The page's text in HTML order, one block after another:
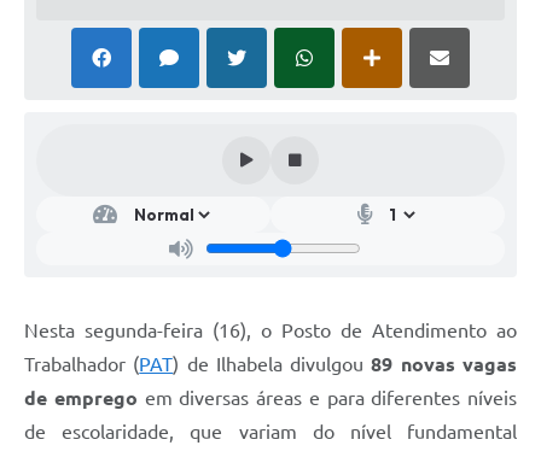
Nesta segunda-feira (16), o Posto de Atendimento ao
Trabalhador (PAT) de Ilhabela divulgou89 novas vagas
de emprego em diversas áreas e para diferentes níveis
de escolaridade, que variam do nível fundamental